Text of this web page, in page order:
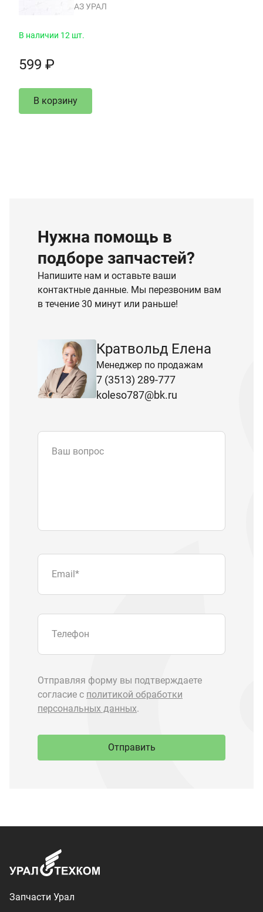
АЗ УРАЛ
В наличии 12 шт.
599 ₽
В корзину
Нужна помощь в
подборе запчастей?
Напишите нам и оставьте ваши
контактные данные. Мы перезвоним вам
в течение 30 минут или раньше!
Кратвольд Елена
Менеджер по продажам
7 (3513) 289-777
koleso787@bk.ru
Ваш вопрос
Запчасти Урал
Запчасти Камаз
Спецпредложения
Доставка и оплата
utkm@mail.ru